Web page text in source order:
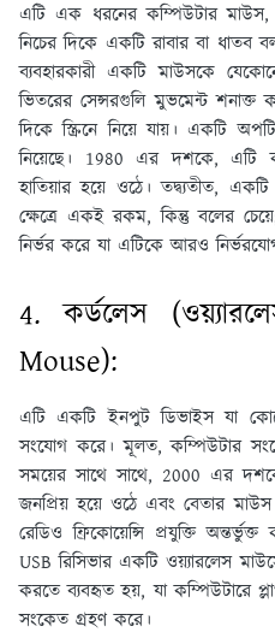
এটি এক ধরনের কম্পিউটার
নিচের দিকে একটি রাবার বা ধাতব
ব্যবহারকারী একটি মাউসকে
ভিতরের সেন্সরগুলি মুভমেন্ট
দিকে স্ক্রিনে নিয়ে যায়। একটি
নিয়েছে। 1980 এর দশকে, এটি
হাতিয়ার হয়ে ওঠে। তদ্ব্যতীত,
ক্ষেত্রে একই রকম, কিন্তু বলের
নির্ভর করে যা এটিকে আরও
4. কর্ডলেস
Mouse):
এটি একটি ইনপুট ডিভাইস যা
সংযোগ করে। মূলত, কম্পিউটার
সময়ের সাথে সাথে, 2000 এর
জনপ্রিয় হয়ে ওঠে এবং বেতার
রেডিও ফ্রিকোয়েন্সি প্রযুক্তি
USB রিসিভার একটি ওয়্যারলেস
করতে ব্যবহৃত হয়, যা কম্পিউটারে
সংকেত গ্রহণ করে।